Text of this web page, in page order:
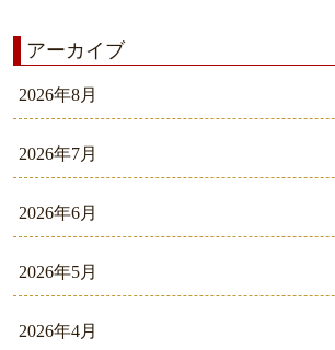
アーカイブ
2026年8月
2026年7月
2026年6月
2026年5月
2026年4月